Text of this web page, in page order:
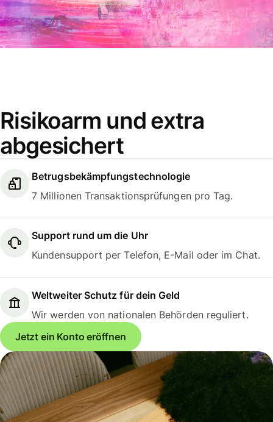
Risikoarm und extra
abgesichert
Betrugsbekämpfungstechnologie
7 Millionen Transaktionsprüfungen pro Tag.
Support rund um die Uhr
Kundensupport per Telefon, E-Mail oder im Chat.
Weltweiter Schutz für dein Geld
Wir werden von nationalen Behörden reguliert.
Jetzt ein Konto eröffnen